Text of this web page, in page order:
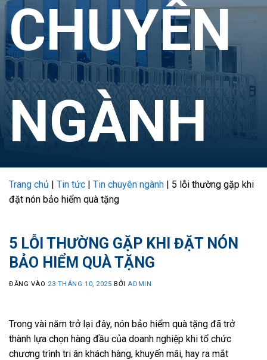
CHUYÊN
NGÀNH
Trang chủ | Tin tức | Tin chuyên ngành | 5 lỗi thường gặp khi
đặt nón bảo hiểm quà tặng
5 LỖI THƯỜNG GẶP KHI ĐẶT NÓN
BẢO HIỂM QUÀ TẶNG
ĐĂNG VÀO 23 THÁNG 10, 2025 BỞI ADMIN
Trong vài năm trở lại đây, nón bảo hiểm quà tặng đã trở
thành lựa chọn hàng đầu của doanh nghiệp khi tổ chức
chương trình tri ân khách hàng, khuyến mãi, hay ra mắt